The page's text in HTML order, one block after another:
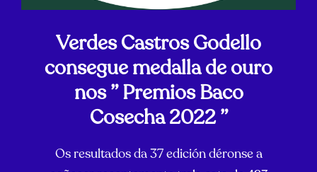
Verdes Castros Godello
consegue medalla de ouro
nos ” Premios Baco
Cosecha 2022 ”
Os resultados da 37 edición déronse a